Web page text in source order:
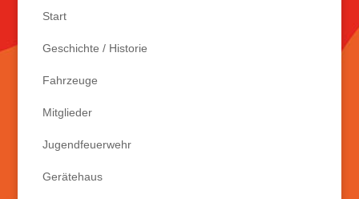
Start
Geschichte / Historie
Fahrzeuge
Mitglieder
Jugendfeuerwehr
Gerätehaus